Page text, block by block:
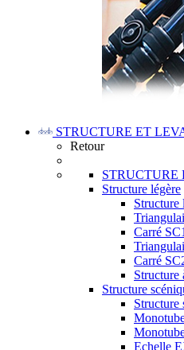
STRUCTURE ET
Retour
STRUCTURE
Structure légère
Structure
Carré
Carré
Structure
Structure
Structure
Echelle